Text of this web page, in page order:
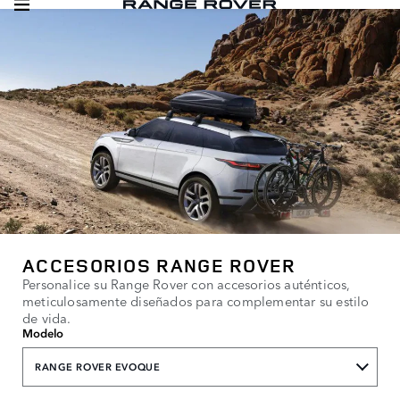
ACCESORIOS RANGE ROVER
Personalice su Range Rover con accesorios auténticos,
meticulosamente diseñados para complementar su estilo
de vida.
Modelo
RANGE ROVER EVOQUE